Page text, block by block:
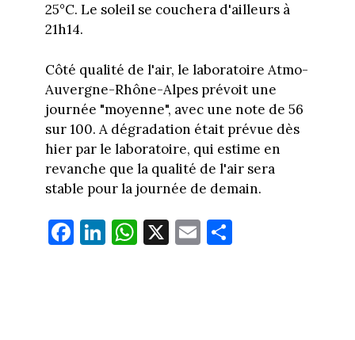
25°C. Le soleil se couchera d'ailleurs à
21h14.
Côté qualité de l'air, le laboratoire Atmo-
Auvergne-Rhône-Alpes prévoit une
journée "moyenne", avec une note de 56
sur 100. A dégradation était prévue dès
hier par le laboratoire, qui estime en
revanche que la qualité de l'air sera
stable pour la journée de demain.
Fa
ce
Li
nk
W
ha
X E
m
Pa
rt